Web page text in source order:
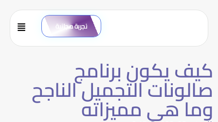
تجربة مجانية
كيف يكون برنامج
صالونات التجميل الناجح
وما هي مميزاته